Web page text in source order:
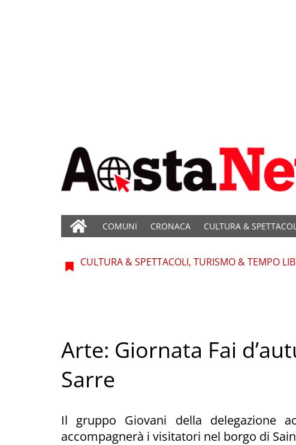
COMUNI CRONACA CULTURA &
CULTURA & SPETTACOLI, TURISMO & TEMPO
Arte: Giornata Fai
Sarre
Il gruppo Giovani della delegazione
accompagnerà i visitatori nel borgo di